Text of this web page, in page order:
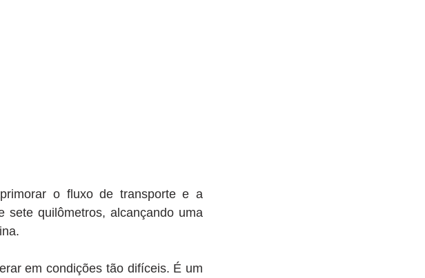
o fluxo de transporte e a
sete quilômetros, alcançando uma
em condições tão difíceis. É um